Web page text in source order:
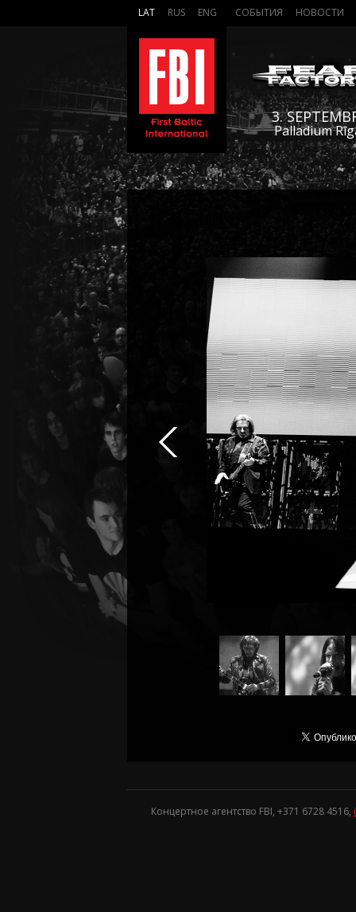
LAT RUS ENG СОБЫТИЯ НОВОСТИ
3.
Palladium
Концертное агентство FBI, +371 6728 4516,